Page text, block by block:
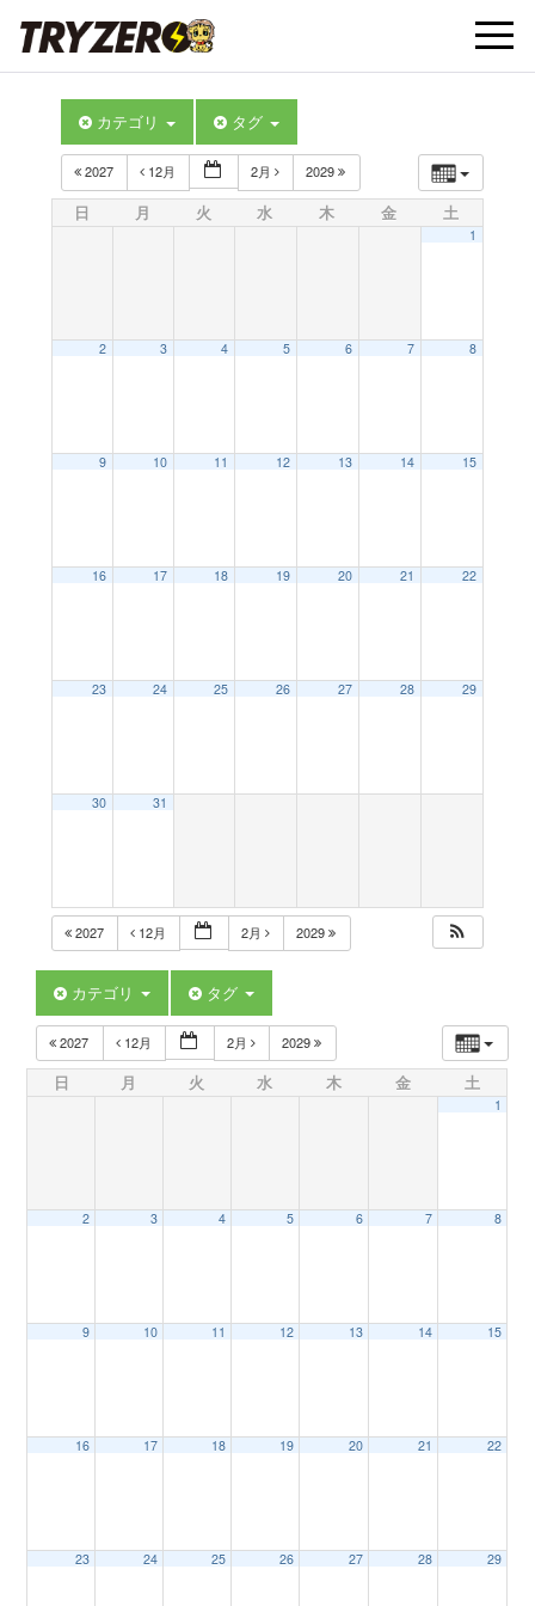
t
o
カテゴリ タグ
2027 12月 2月 2029
日 月 火 水 木 金 土
1
2 3 4 5 6 7 8
9 10 11 12 13 14 15
16 17 18 19 20 21 22
23 24 25 26 27 28 29
30 31
2027 12月 2月 2029
カテゴリ タグ
2027 12月 2月 2029
日 月 火 水 木 金 土
1
2 3 4 5 6 7 8
9 10 11 12 13 14 15
16 17 18 19 20 21 22
23 24 25 26 27 28 29